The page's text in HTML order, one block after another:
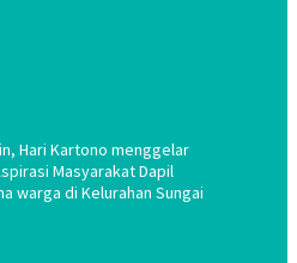
Hari Kartono menggelar
Masyarakat Dapil
warga di Kelurahan Sungai